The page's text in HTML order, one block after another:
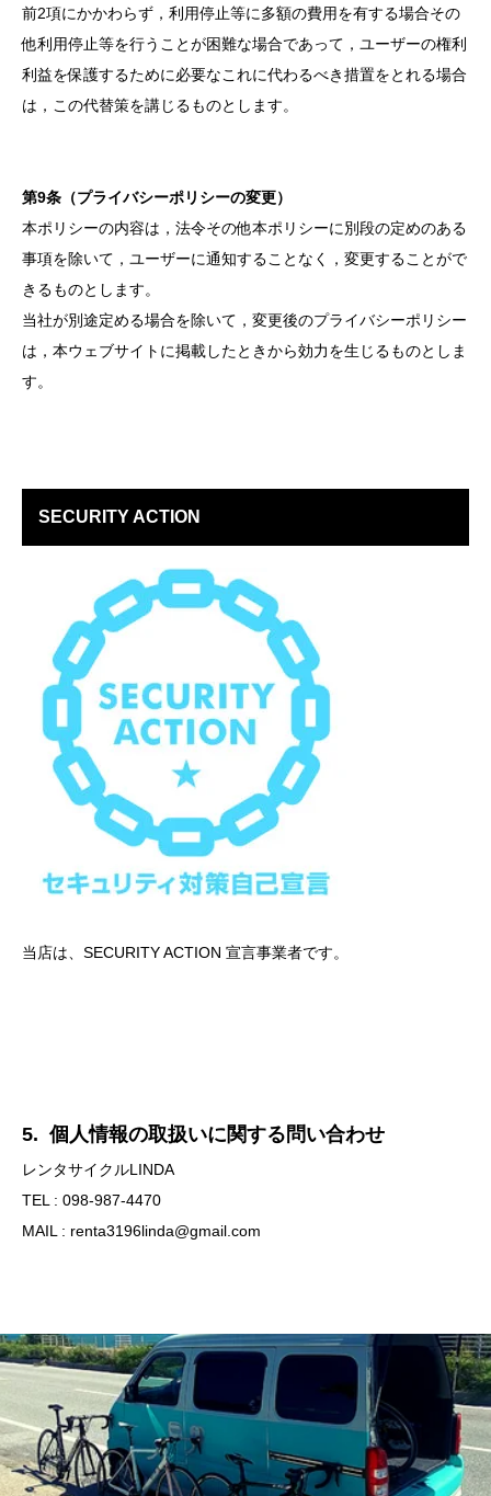
前2項にかかわらず，利用停止等に多額の費用を有する場合その
他利用停止等を行うことが困難な場合であって，ユーザーの権利
利益を保護するために必要なこれに代わるべき措置をとれる場合
は，この代替策を講じるものとします。
第9条（プライバシーポリシーの変更）
本ポリシーの内容は，法令その他本ポリシーに別段の定めのある
事項を除いて，ユーザーに通知することなく，変更することがで
きるものとします。
当社が別途定める場合を除いて，変更後のプライバシーポリシー
は，本ウェブサイトに掲載したときから効力を生じるものとしま
す。
SECURITY ACTION
当店は、SECURITY ACTION 宣言事業者です。
5. 個人情報の取扱いに関する問い合わせ
レンタサイクルLINDA
TEL : 098-987-4470
MAIL : renta3196linda@gmail.com